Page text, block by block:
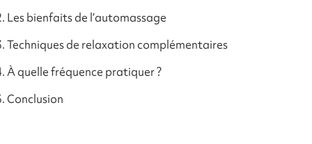
Les bienfaits de l’automassage
Techniques de relaxation complémentaires
À quelle fréquence pratiquer ?
Conclusion